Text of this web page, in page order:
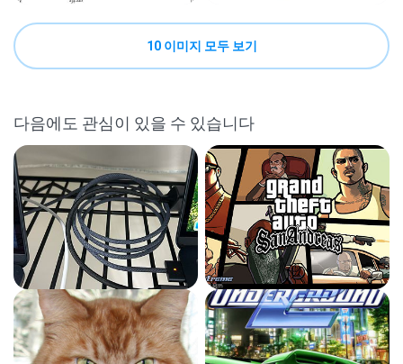
10 이미지 모두 보기
다음에도 관심이 있을 수 있습니다